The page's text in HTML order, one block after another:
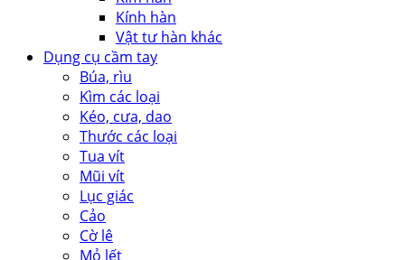
Kính hàn
Vật tư hàn khác
Dụng cụ cầm tay
Búa, rìu
Kìm các loại
Kéo, cưa, dao
Thước các loại
Tua vít
Mũi vít
Lục giác
Cảo
Cờ lê
Mỏ lết